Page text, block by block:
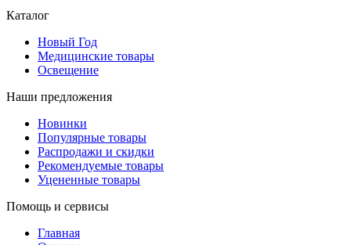
Каталог
Новый Год
Медицинские товары
Освещение
Наши предложения
Новинки
Популярные товары
Распродажи и скидки
Рекомендуемые товары
Уцененные товары
Помощь и сервисы
Главная